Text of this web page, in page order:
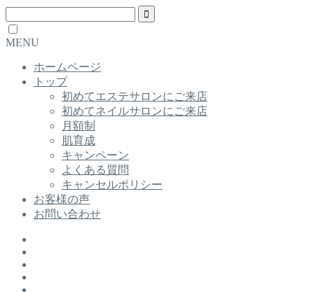
MENU
ホームページ
トップ
初めてエステサロンにご来店
初めてネイルサロンにご来店
月額制
肌育成
キャンペーン
よくある質問
キャンセルポリシー
お客様の声
お問い合わせ